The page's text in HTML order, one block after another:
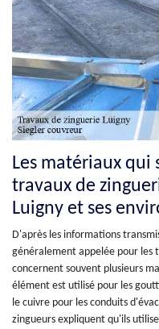
Les matériaux qui
travaux de
Luigny et ses
D'après les informations
généralement appelée pour les
concernent souvent plusieurs
élément est utilisé pour les
le cuivre pour les conduits
zingueurs expliquent qu'ils